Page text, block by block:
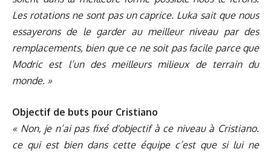
Les rotations ne sont pas un caprice. Luka sait que nous
essayerons de le garder au meilleur niveau par des
remplacements, bien que ce ne soit pas facile parce que
Modric est l’un des meilleurs milieux de terrain du
monde. »
Objectif de buts pour Cristiano
« Non, je n’ai pas fixé d'objectif à ce niveau à Cristiano.
ce qui est bien dans cette équipe c’est que si lui ne